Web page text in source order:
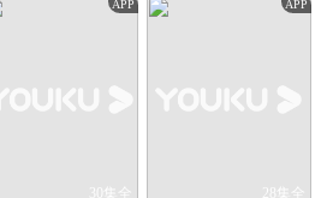
APP
30集全
APP
28集全